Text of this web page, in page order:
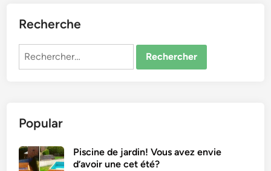
Recherche
Rechercher :
Popular
Piscine de jardin! Vous avez envie
d’avoir une cet été?